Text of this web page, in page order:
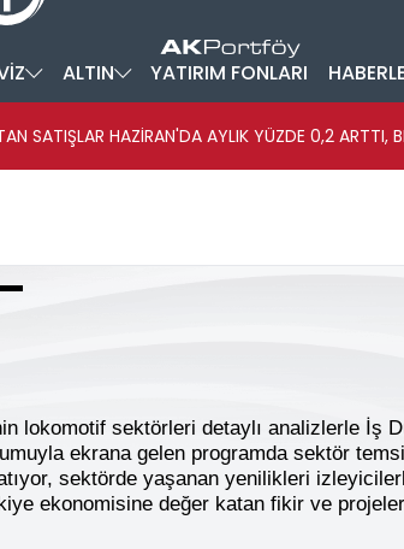
ALTIN YATIRIM FONLARI
SATIŞLAR HAZİRAN'DA AYLIK YÜZDE 0,2 ARTTI,
lokomotif sektörleri detaylı analizlerle İş
ekrana gelen programda sektör
sektörde yaşanan yenilikleri
ekonomisine değer katan fikir ve